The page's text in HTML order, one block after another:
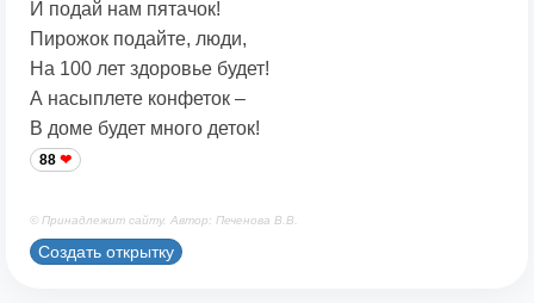
И подай нам пятачок!
Пирожок подайте, люди,
На 100 лет здоровье будет!
А насыплете конфеток –
В доме будет много деток!
88
© Принадлежит сайту. Автор: Печенова В.В.
Создать открытку